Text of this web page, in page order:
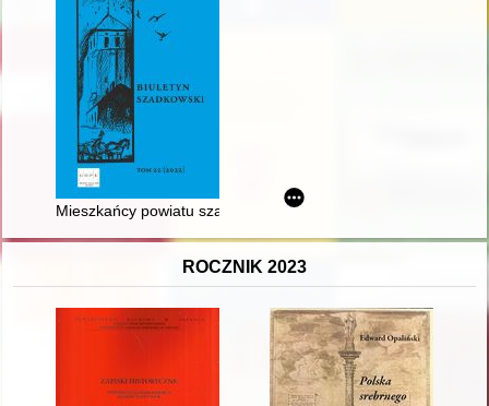
Mieszkańcy powiatu szadkowskiego w końcu 1796 r. :
ROCZNIK 2023